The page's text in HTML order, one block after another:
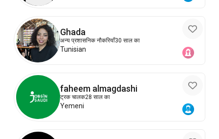
Ghada
अन्य प्रशासनिक नौकरियाँ30 साल का
Tunisian
faheem almagdashi
ट्रक चालक28 साल का
Yemeni